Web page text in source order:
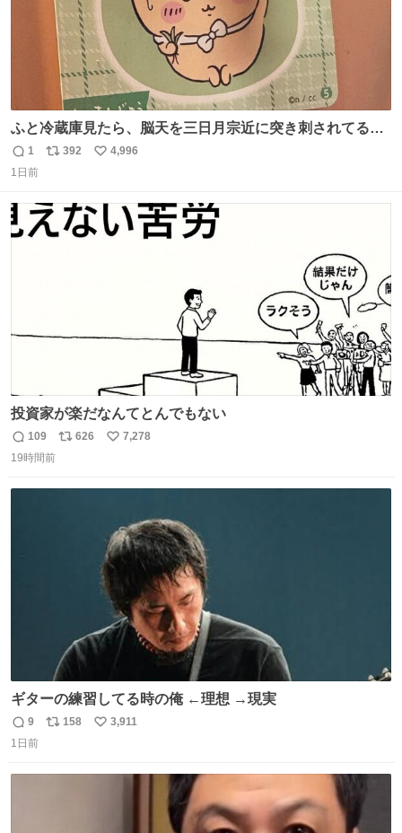
ふと冷蔵庫見たら、脳天を三日月宗近に突き刺されてるく
りまんじゅうパイセンが
返
信
1
リ
ト
数
392
い
数
4,996
1日前
投資家が楽だなんてとんでもない
返
信
109
リ
626
い
7,278
19時間前
ギターの練習してる時の俺 ←理想 →現実
返
信
9
リ
158
い
3,911
1日前